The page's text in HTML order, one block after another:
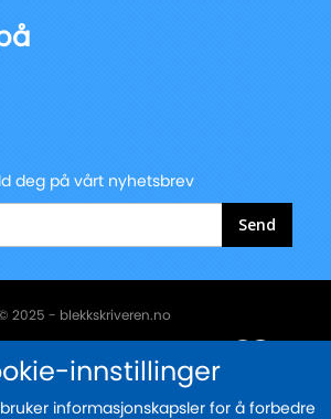
deg på vårt nyhetsbrev
Send
2025 - blekkskriveren.no
innstillinger
informasjonskapsler for å forbedre